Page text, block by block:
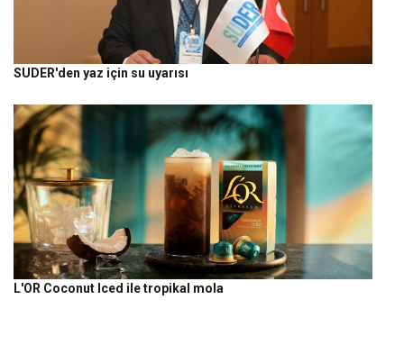
SUDER'den yaz için su uyarısı
L'OR Coconut Iced ile tropikal mola